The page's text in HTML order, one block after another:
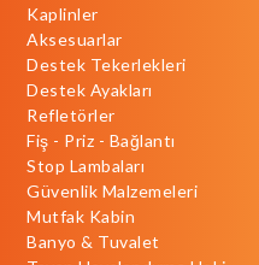
Kaplinler
Aksesuarlar
Destek Tekerlekleri
Destek Ayakları
Refletörler
Fiş - Priz - Bağlantı
Stop Lambaları
Güvenlik Malzemeleri
Mutfak Kabin
Banyo & Tuvalet